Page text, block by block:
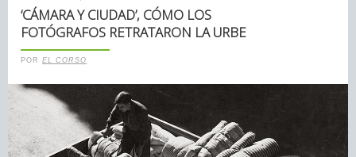
‘CÁMARA Y CIUDAD’, CÓMO LOS
FOTÓGRAFOS RETRATARON LA URBE
POR EL CORSO